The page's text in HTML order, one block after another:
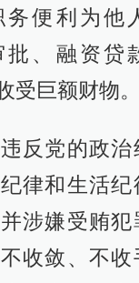
务便利为他
批、融资贷
受巨额财物。
反党的政治
律和生活纪
涉嫌受贿犯
收敛、不收